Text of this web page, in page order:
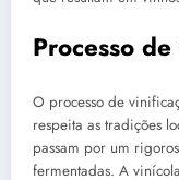
Processo
O processo de
respeita as tradições
passam por um
fermentadas. A